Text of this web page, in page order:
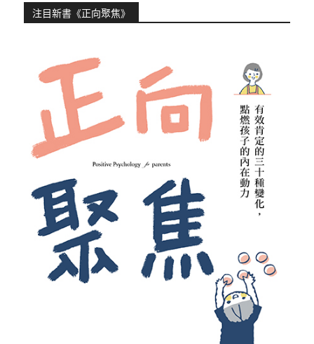
注目新書《正向聚焦》